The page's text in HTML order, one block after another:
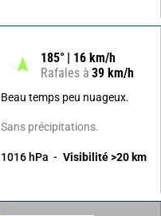
185° 16 km/h
Rafales à 39 km/h
Beau temps peu nuageux.
Sans précipitations.
1016 hPa Visibilité >20 km